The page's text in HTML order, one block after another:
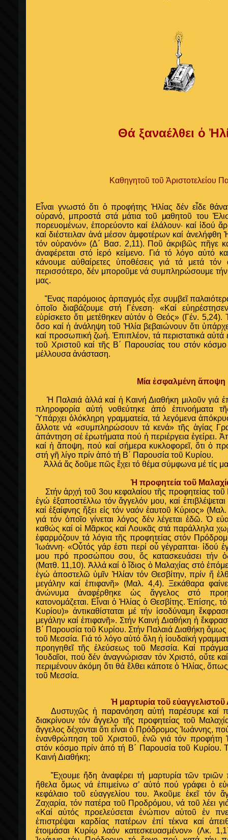
Θά ξαναέλθει ὁ
Καθηγητοῦ τοῦ Ἀριστοτελείου
Εἶναι γνωστό ὅτι ὁ προφήτης Ἠλίας δέν εἶδε
οὐρανό, μπροστά στά μάτια τοῦ μαθητοῦ του
πορευομένων, ἐπορεύοντο καί ἐλάλουν· καί ἰδού
καί διέστειλαν ἀνά μέσον ἀμφοτέρων καί
τόν οὐρανόν» (Δ΄ Βασ. 2,11). Ποῦ ἀκριβῶς πῆγε
ἀναφέρεται στό ἱερό κείμενο. Γιά τό λόγο αὐτό
κάνουμε αὐθαίρετες ὑποθέσεις γιά τά μετά
περισσότερο, δέν μποροῦμε νά συμπληρώσουμε τήν
μας.
Ἕνας παρόμοιος ἁρπαγμός εἶχε συμβεῖ
ὁποῖο διαβάζουμε στή Γένεση· «Καί
εὑρίσκετο ὅτι μετέθηκεν αὐτόν ὁ Θεός» (Γέν.
ὅσο καί ἡ ἀνάληψη τοῦ Ἠλία βεβαιώνουν ὅτι
καί προσωπική ζωή. Ἐπιπλέον, τά περιστατικά αὐτά
τοῦ Χριστοῦ καί τῆς Β΄ Παρουσίας του στόν κόσμο
μέλλουσα ἀνάσταση.
Μία ἐσφαλμένη ἄποψη
Ἡ Παλαιά ἀλλά καί ἡ Καινή Διαθήκη μιλοῦν γιά
πληροφορία αὐτή νοθεύτηκε ἀπό ἐπινοήματα
Ὑπάρχει ὁλόκληρη γραμματεία, τά λεγόμενα
ἄλλοτε νά «συμπληρώσουν τά κενά» τῆς ἁγίας
ἀπάντηση σέ ἐρωτήματα πού ἡ περιέργεια ἐγείρει.
καί ἡ ἄποψη, πού καί σήμερα κυκλοφορεῖ, ὅτι ὁ
στή γῆ λίγο πρίν ἀπό τή Β΄ Παρουσία τοῦ Κυρίου.
Ἀλλά ἄς δοῦμε πῶς ἔχει τό θέμα σύμφωνα μέ τίς
Ἡ προφητεία τοῦ
Στήν ἀρχή τοῦ 3ου κεφαλαίου τῆς προφητείας τοῦ
ἐγώ ἐξαποστέλλω τόν ἄγγελόν μου, καί
καί ἐξαίφνης ἥξει εἰς τόν ναόν ἑαυτοῦ Κύριος»
γιά τόν ὁποῖο γίνεται λόγος δέν λέγεται ἐδῶ. Ὁ
καθώς καί οἱ Μᾶρκος καί Λουκᾶς στά παράλληλα
ἐφαρμόζουν τά λόγια τῆς προφητείας στόν
Ἰωάννη· «Οὗτός γάρ ἐστι περί οὗ γέγραπται· ἰδού
μου πρό προσώπου σου, ὅς κατασκευάσει τήν
(Ματθ. 11,10). Ἀλλά καί ὁ ἴδιος ὁ Μαλαχίας στό
ἐγώ ἀποστελῶ ὑμῖν Ἠλίαν τόν Θεσβίτην, πρίν ἤ
μεγάλην καί ἐπιφανῆ» (Μαλ. 4,4). Ξεκάθαρα
ἀνώνυμα ἀναφέρθηκε ὡς ἄγγελος στό
κατονομάζεται. Εἶναι ὁ Ἠλίας ὁ Θεσβίτης.
Κυρίου)» ἀντικαθίσταται μέ τήν ἰσοδύναμη
μεγάλην καί ἐπιφανῆ». Στήν Καινή Διαθήκη ἡ
Β΄ Παρουσία τοῦ Κυρίου. Στήν Παλαιά Διαθήκη
τοῦ Μεσσία. Γιά τό λόγο αὐτό ὅλη ἡ ἰουδαϊκή
προηγηθεῖ τῆς ἐλεύσεως τοῦ Μεσσία. Καί
Ἰουδαῖοι, πού δέν ἀναγνώρισαν τόν Χριστό, οὔτε
περιμένουν ἀκόμη ὅτι θά ἔλθει κάποτε ὁ Ἠλίας,
τοῦ Μεσσία.
Ἡ μαρτυρία τοῦ
Δυστυχῶς ἡ παρανόηση αὐτή παρέσυρε καί
διακρίνουν τόν ἄγγελο τῆς προφητείας τοῦ
ἄγγελος δέχονται ὅτι εἶναι ὁ Πρόδρομος Ἰωάννης,
ἐνανθρώπηση τοῦ Χριστοῦ, ἐνῶ γιά τόν προφήτη
στόν κόσμο πρίν ἀπό τή Β΄ Παρουσία τοῦ Κυρίου.
Καινή Διαθήκη;
Ἔχουμε ἤδη ἀναφέρει τή μαρτυρία τῶν τριῶν
ἤθελα ὅμως νά ἐπιμείνω σ’ αὐτό πού γράφει ὁ
κεφάλαιο τοῦ εὐαγγελίου του. Ἀκοῦμε ἐκεῖ τόν
Ζαχαρία, τόν πατέρα τοῦ Προδρόμου, νά τοῦ λέει
«Καί αὐτός προελεύσεται ἐνώπιον αὐτοῦ ἐν
ἐπιστρέψαι καρδίας πατέρων ἐπί τέκνα καί
ἑτοιμάσαι Κυρίῳ λαόν κατεσκευασμένον» (Λκ.